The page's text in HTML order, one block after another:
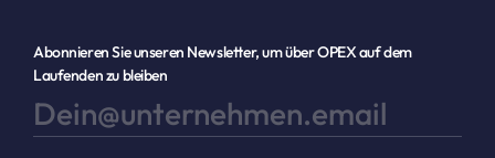
Abonnieren Sie unseren Newsletter, um über OPEX auf dem
Laufenden zu bleiben